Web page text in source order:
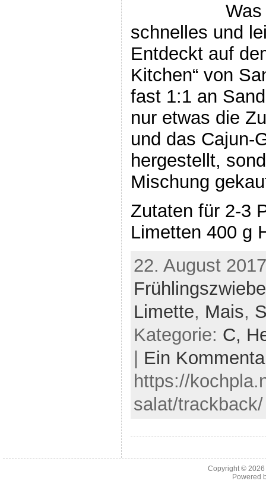
schnelles und
Entdeckt auf
Kitchen“ von
fast 1:1 an
nur etwas die
und das Cajun-
hergestellt,
Mischung
Zutaten für 2-3
Limetten 400 g
22. August
Limette, Mais,
Kategorie: C,
Ein
https://
salat/trackback/
Copyright ©
Powered